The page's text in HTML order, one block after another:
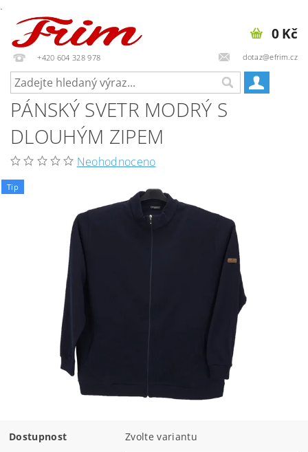
.
+420 604 328 978 dotaz@efrim.cz
0 Kč
PÁNSKÝ SVETR MODRÝ S
DLOUHÝM ZIPEM
Neohodnoceno
Tip
Dostupnost Zvolte variantu